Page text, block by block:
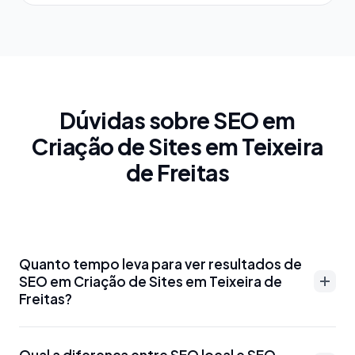
Dúvidas sobre SEO em
Criação de Sites em Teixeira
de Freitas
Quanto tempo leva para ver resultados de
SEO em Criação de Sites em Teixeira de
Freitas?